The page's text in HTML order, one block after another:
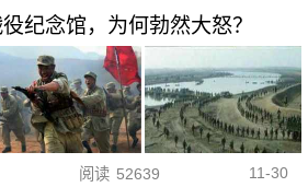
纪念馆，为何勃然大怒？
阅读 52639 11-30